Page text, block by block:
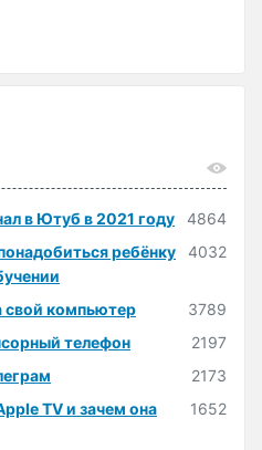
в Ютуб в 2021 году
4864
ребёнку
4032
свой компьютер
3789
телефон
2197
2173
TV и зачем она
1652